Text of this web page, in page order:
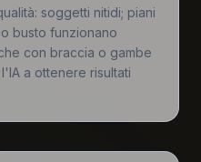
soggetti nitidi; piani
busto funzionano
con braccia o gambe
a ottenere risultati